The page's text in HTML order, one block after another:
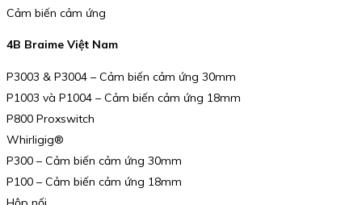
Cảm biến cảm ứng
4B Braime Việt Nam
P3003 & P3004 – Cảm biến cảm ứng 30mm
P1003 và P1004 – Cảm biến cảm ứng 18mm
P800 Proxswitch
Whirligig®
P300 – Cảm biến cảm ứng 30mm
P100 – Cảm biến cảm ứng 18mm